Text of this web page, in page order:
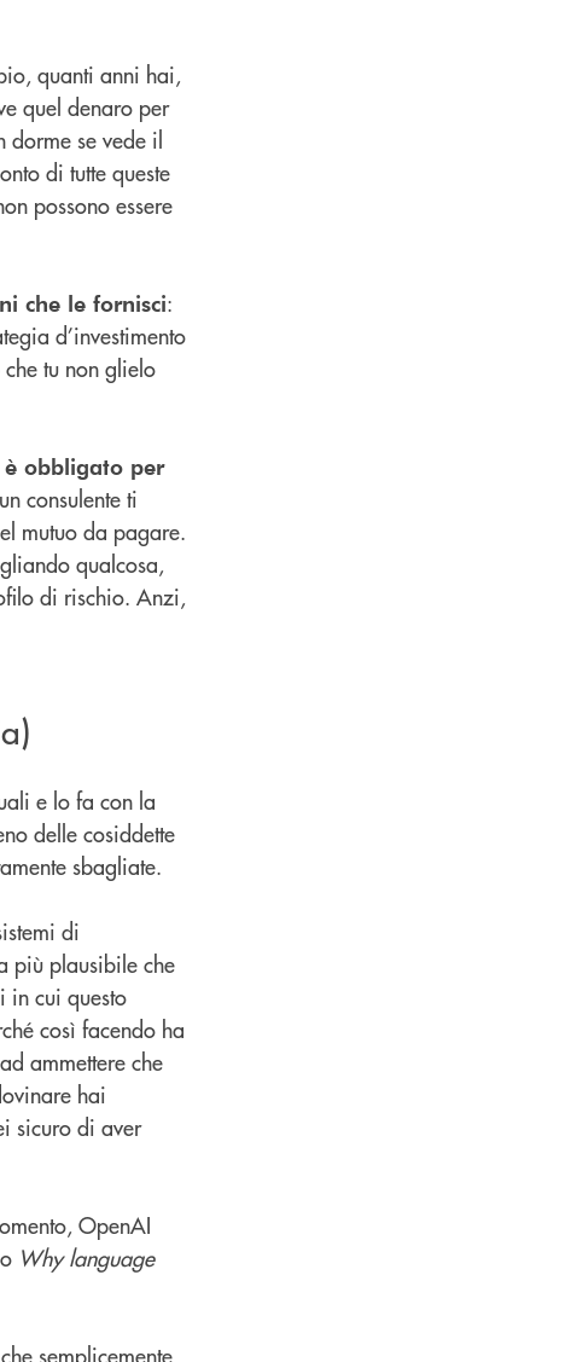
quanti anni hai,
quel denaro per
dorme se vede il
di tutte queste
possono essere
che le fornisci:
d’investimento
tu non glielo
obbligato per
consulente ti
mutuo da pagare.
qualcosa,
di rischio. Anzi,
e lo fa con la
delle cosiddette
sbagliate.
di
più plausibile che
in cui questo
così facendo ha
ammettere che
hai
sicuro di aver
OpenAI
Why language
semplicemente